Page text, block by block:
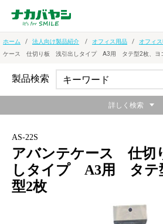
ホーム 法人向け製品紹介 オフィス用品 オフィ
ケース 仕切り板 浅引出しタイプ A3用 タテ型2枚、ヨ
AS-22S
アバンテケース 仕切
しタイプ A3用 タテ
型2枚
製品検索
詳しく検索